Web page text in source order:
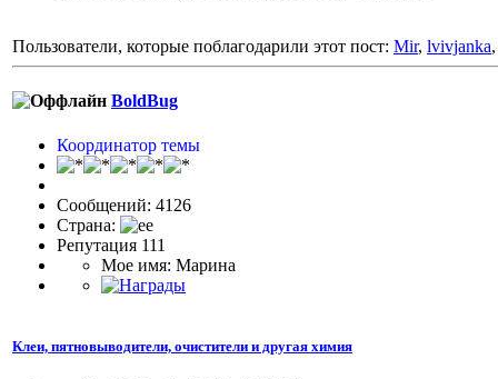
Пользователи, которые поблагодарили этот пост: Mir, lvivjanka
BoldBug
Координатор темы
Сообщений: 4126
Страна:
Репутация 111
Мое имя: Марина
Клеи, пятновыводители, очистители и другая химия